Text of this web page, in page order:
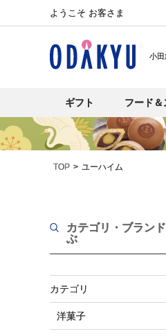
ようこそ お客さま
小田
ギフト フード＆
TOP ユーハイム
カテゴリ・ブランド
ぶ
カテゴリ
洋菓子